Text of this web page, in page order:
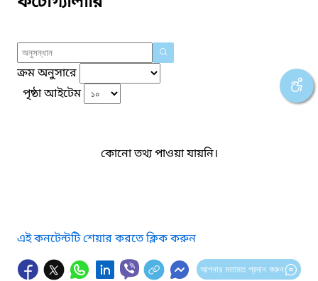
ক্রম অনুসারে
পৃষ্ঠা আইটেম
কোনো তথ্য পাওয়া যায়নি।
এই কনটেন্টটি শেয়ার করতে ক্লিক করুন
আপনার মতামত প্রদান করুন